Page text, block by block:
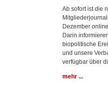
Ab sofort ist die
Dezember
Darin
biopolitische
und unsere
verfügbar über
mehr ...